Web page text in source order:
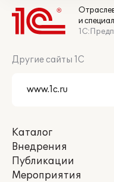
и
Другие сайты 1С
Каталог
Внедрения
Публикации
Мероприятия